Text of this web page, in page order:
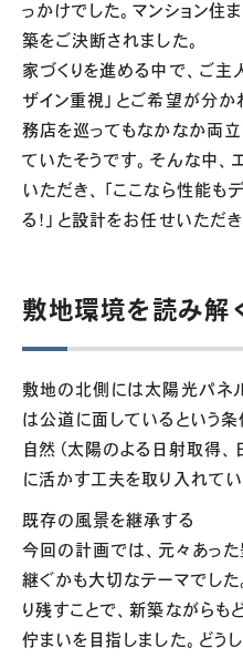
っかけでした。マンション住
築をご決断されました。
家づくりを進める中で、ご主
ザイン重視」とご希望が分か
務店を巡ってもなかなか両
ていたそうです。そんな中、
いただき、「ここなら性能
る！」と設計をお任せいただき
敷地環境を読み解
敷地の北側には太陽光パネ
は公道に面しているという
自然（太陽のよる日射取得
に活かす工夫を取り入れてい
既存の風景を継承する
今回の計画では、元々あっ
継ぐかも大切なテーマでし
り残すことで、新築ながらも
佇まいを目指しました。どう